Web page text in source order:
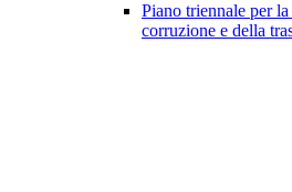
Piano triennale per
corruzione e della